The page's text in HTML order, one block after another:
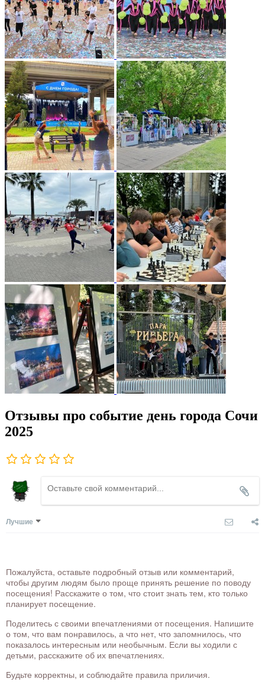
Отзывы про событие день города Сочи
2025
Лучшие
Пожалуйста, оставьте подробный отзыв или комментарий,
чтобы другим людям было проще принять решение по поводу
посещения! Расскажите о том, что стоит знать тем, кто только
планирует посещение.
Поделитесь с своими впечатлениями от посещения. Напишите
о том, что вам понравилось, а что нет, что запомнилось, что
показалось интересным или необычным. Если вы ходили с
детьми, расскажите об их впечатлениях.
Будьте корректны, и соблюдайте правила приличия.